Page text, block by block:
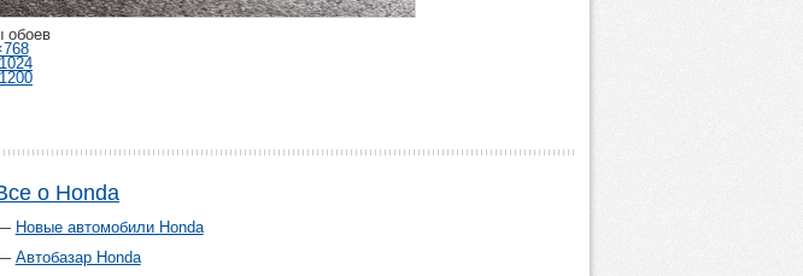
обоев
о Honda
Новые автомобили Honda
Автобазар Honda